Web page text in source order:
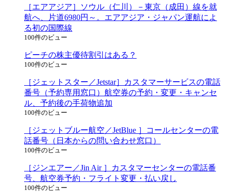
［エアアジア］ソウル（仁川）－東京（成田）線を就
航へ、片道6980円～。エアアジア・ジャパン運航によ
る初の国際線
100件のビュー
ピーチの株主優待割引はある？
100件のビュー
［ジェットスター／Jetstar］カスタマーサービスの電話
番号（予約専用窓口）航空券の予約・変更・キャンセ
ル、予約後の手荷物追加
100件のビュー
［ジェットブルー航空／JetBlue ］コールセンターの電
話番号（日本からの問い合わせ窓口）
100件のビュー
［ジンエアー／Jin Air ］カスタマーセンターの電話番
号、航空券予約・フライト変更・払い戻し
100件のビュー